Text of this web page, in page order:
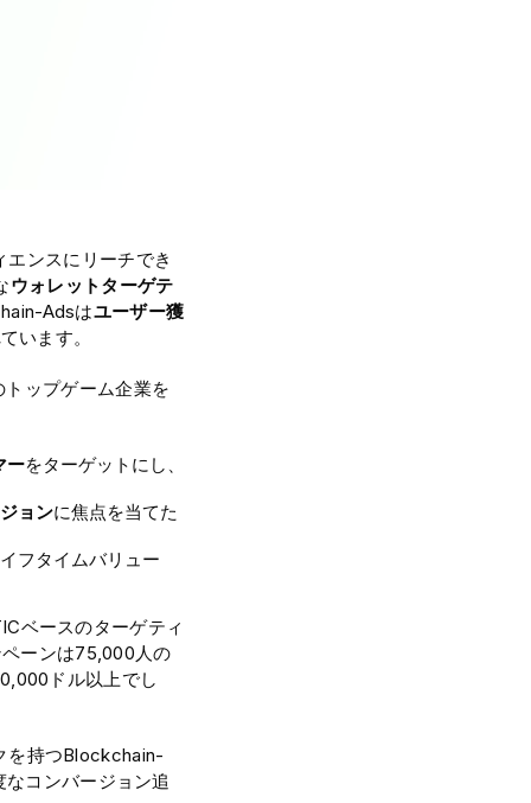
ンスにリーチでき
ウォレットターゲテ
Adsはユーザー獲
います。
トップゲーム企業を
ーをターゲットにし、
ョンに焦点を当てた
フタイムバリュー
ベースのターゲティ
ーンは75,000人の
ドル以上でし
を持つBlockchain-
コンバージョン追